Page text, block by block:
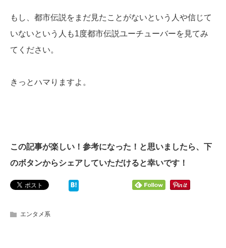
もし、都市伝説をまだ見たことがないという人や信じて
いないという人も1度都市伝説ユーチューバーを見てみ
てください。
きっとハマりますよ。
この記事が楽しい！参考になった！と思いましたら、下
のボタンからシェアしていただけると幸いです！
エンタメ系